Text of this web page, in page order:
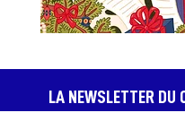
LA NEWSLETTER DU